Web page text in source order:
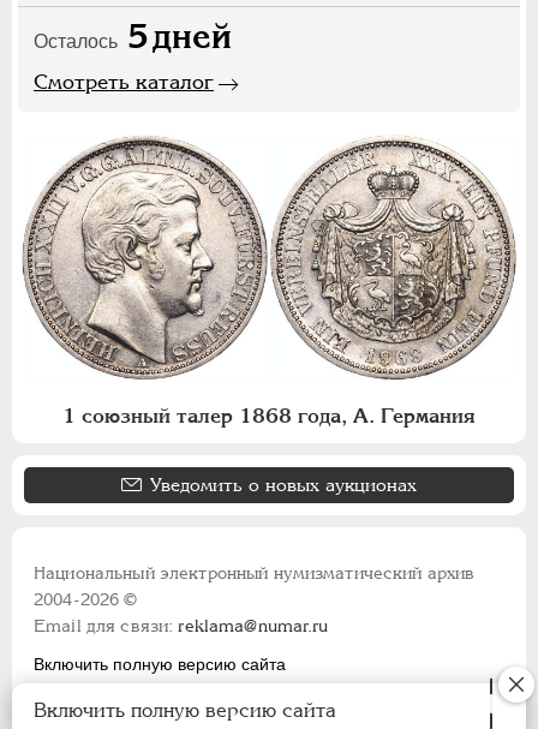
Осталось 5дней
Смотреть каталог
1 союзный талер 1868 года, А. Германия
Уведомить о новых аукционах
Национальный электронный нумизматический архив
2004-2026 ©
Email для связи:reklama@numar.ru
Включить полную версию сайта
Включить полную версию сайта